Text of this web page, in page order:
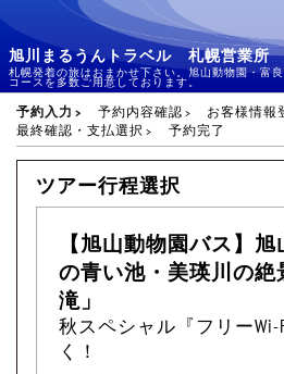
旭川まるうんトラベル 札幌営業所
札幌発着の旅はおまかせ下さい。旭山動物園・富
コースを多数ご用意しております。
予約入力 予約内容確認
お客様情報
最終確認・支払選択
予約完了
ツアー行程選択
【旭山動物園バス】
の青い池・美瑛川の絶
滝」
秋スペシャル『フリー
く！